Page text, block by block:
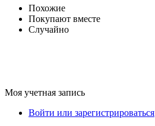
Похожие
Покупают вместе
Случайно
Моя учетная запись
Войти или зарегистрироваться